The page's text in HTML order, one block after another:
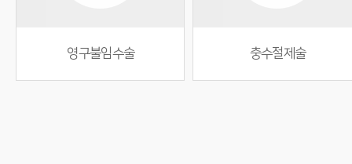
영구불임수술 충수절제술